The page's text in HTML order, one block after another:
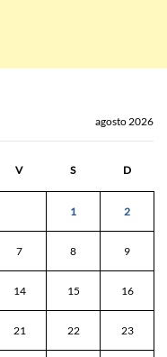
agosto 2026
V S D
1 2
7 8 9
14 15 16
21 22 23